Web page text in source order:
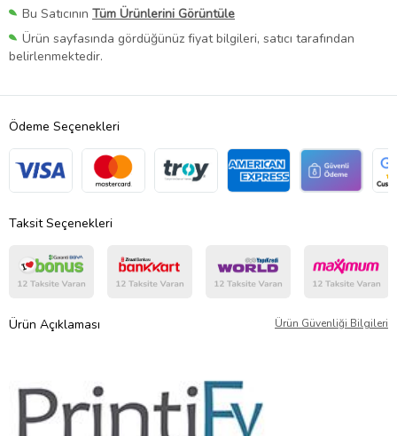
Bu Satıcının Tüm Ürünlerini Görüntüle
Ürün sayfasında gördüğünüz fiyat bilgileri, satıcı tarafından
belirlenmektedir.
Ödeme Seçenekleri
Taksit Seçenekleri
Ürün Açıklaması Ürün Güvenliği Bilgileri